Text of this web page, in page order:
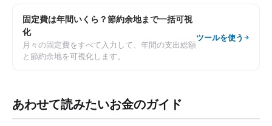
固定費は年間いくら？節約余地まで一括可視
化
月々の固定費をすべて入力して、年間の支出総額
と節約余地を可視化します。
ツールを使う
あわせて読みたいお金のガイド